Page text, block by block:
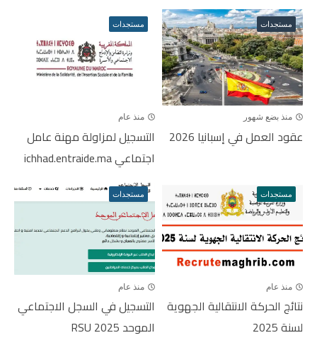
مستجدات
منذ بضع شهور
عقود العمل في إسبانيا 2026
مستجدات
منذ عام
التسجيل لمزاولة مهنة عامل
اجتماعي ichhad.entraide.ma
مستجدات
منذ عام
نتائج الحركة الانتقالية الجهوية
لسنة 2025
مستجدات
منذ عام
التسجيل في السجل الاجتماعي
الموحد RSU 2025